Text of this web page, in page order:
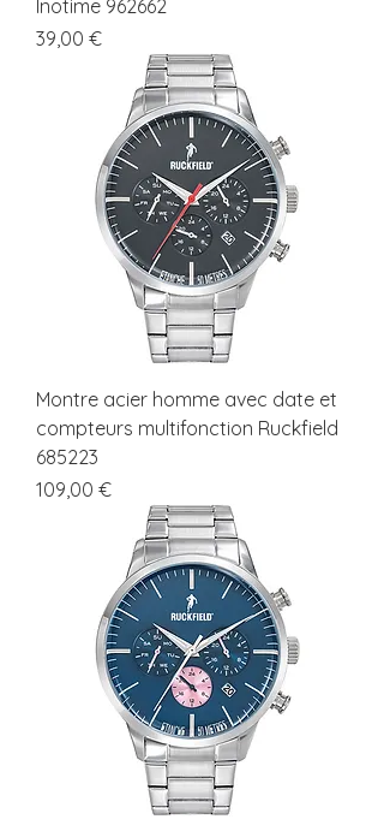
Inotime 962662
Prix
39,00 €
Montre acier homme avec date et
compteurs multifonction Ruckfield
685223
Prix
109,00 €